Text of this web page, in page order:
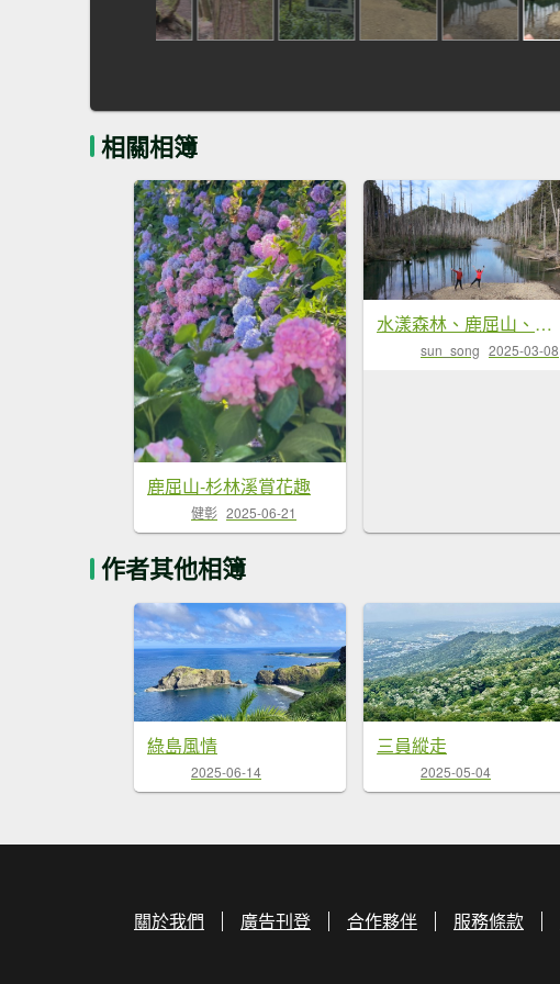
相關相簿
鹿屈山-杉林溪賞花趣
健彰 2025-06-21
水漾森林、鹿屈山、眠月神木
sun_song 2025-03-08
作者其他相簿
綠島風情
2025-06-14
三員縱走
2025-05-04
關於我們 廣告刊登 合作夥伴 服務條款